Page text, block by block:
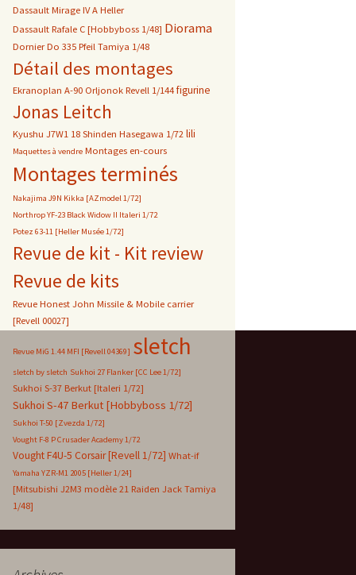
Dassault Mirage IV A Heller
Dassault Rafale C [Hobbyboss 1/48] Diorama
Dornier Do 335 Pfeil Tamiya 1/48
Détail des montages
Ekranoplan A-90 Orljonok Revell 1/144 figurine
Jonas Leitch
Kyushu J7W1 18 Shinden Hasegawa 1/72 lili
Maquettes à vendre Montages en-cours
Montages terminés
Nakajima J9N Kikka [AZmodel 1/72]
Northrop YF-23 Black Widow II Italeri 1/72
Potez 63-11 [Heller Musée 1/72]
Revue de kit - Kit review
Revue de kits
Revue Honest John Missile & Mobile carrier
[Revell 00027]
Revue MiG 1.44 MFI [Revell 04369] sletch
sletch by sletch Sukhoi 27 Flanker [CC Lee 1/72]
Sukhoi S-37 Berkut [Italeri 1/72]
Sukhoi S-47 Berkut [Hobbyboss 1/72]
Sukhoi T-50 [Zvezda 1/72]
Vought F-8 P Crusader Academy 1/72
Vought F4U-5 Corsair [Revell 1/72] What-if
Yamaha YZR-M1 2005 [Heller 1/24]
[Mitsubishi J2M3 modèle 21 Raiden Jack Tamiya
1/48]